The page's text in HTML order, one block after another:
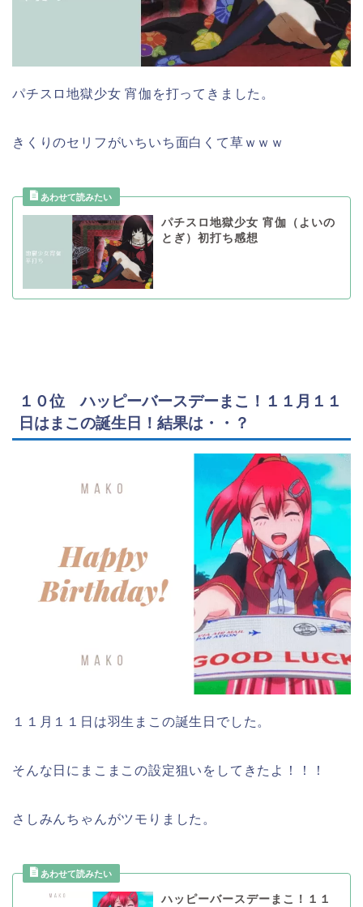
パチスロ地獄少女 宵伽を打ってきました。
きくりのセリフがいちいち面白くて草ｗｗｗ
パチスロ地獄少女 宵伽（よいの
とぎ）初打ち感想
１０位 ハッピーバースデーまこ！１１月１１
日はまこの誕生日！結果は・・？
１１月１１日は羽生まこの誕生日でした。
そんな日にまこまこの設定狙いをしてきたよ！！！
さしみんちゃんがツモりました。
ハッピーバースデーまこ！１１